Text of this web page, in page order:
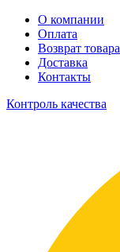
О компании
Оплата
Возврат товара
Доставка
Контакты
Контроль качества